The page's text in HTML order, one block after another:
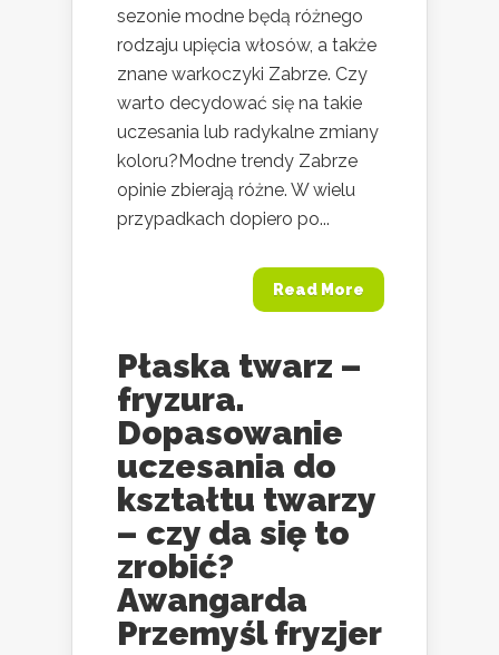
sezonie modne będą różnego
rodzaju upięcia włosów, a także
znane warkoczyki Zabrze. Czy
warto decydować się na takie
uczesania lub radykalne zmiany
koloru?Modne trendy Zabrze
opinie zbierają różne. W wielu
przypadkach dopiero po...
Read More
Płaska twarz –
fryzura.
Dopasowanie
uczesania do
kształtu twarzy
– czy da się to
zrobić?
Awangarda
Przemyśl fryzjer